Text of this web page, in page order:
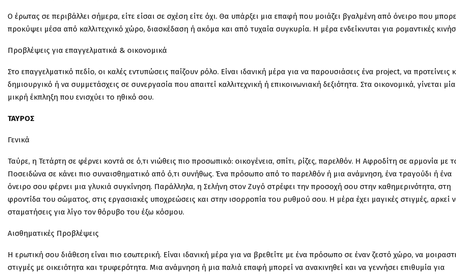
Ο έρωτας σε περιβάλλει σήμερα, είτε είσαι σε σχέση είτε όχι. Θα υπάρξει μια επαφή που μοιάζει βγαλμένη από όνειρο που
προκύψει μέσα από καλλιτεχνικό χώρο, διασκέδαση ή ακόμα και από τυχαία συγκυρία. Η μέρα ενδείκνυται για ρομαντικές
Προβλέψεις για επαγγελματικά & οικονομικά
Στο επαγγελματικό πεδίο, οι καλές εντυπώσεις παίζουν ρόλο. Είναι ιδανική μέρα για να παρουσιάσεις ένα project, να προτείνεις
δημιουργικό ή να συμμετάσχεις σε συνεργασία που απαιτεί καλλιτεχνική ή επικοινωνιακή δεξιότητα. Στα οικονομικά, γίνεται μία
μικρή έκπληξη που ενισχύει το ηθικό σου.
ΤΑΥΡΟΣ
Γενικά
Ταύρε, η Τετάρτη σε φέρνει κοντά σε ό,τι νιώθεις πιο προσωπικό: οικογένεια, σπίτι, ρίζες, παρελθόν. Η Αφροδίτη σε αρμονία με
Ποσειδώνα σε κάνει πιο συναισθηματικό από ό,τι συνήθως. Ένα πρόσωπο από το παρελθόν ή μια ανάμνηση, ένα τραγούδι ή ένα
όνειρο σου φέρνει μια γλυκιά συγκίνηση. Παράλληλα, η Σελήνη στον Ζυγό στρέφει την προσοχή σου στην καθημερινότητα, στη
φροντίδα του σώματος, στις εργασιακές υποχρεώσεις και στην ισορροπία του ρυθμού σου. Η μέρα έχει μαγικές στιγμές, αρκεί
σταματήσεις για λίγο τον θόρυβο του έξω κόσμου.
Αισθηματικές Προβλέψεις
Η ερωτική σου διάθεση είναι πιο εσωτερική. Είναι ιδανική μέρα για να βρεθείτε με ένα πρόσωπο σε έναν ζεστό χώρο, να
στιγμές με οικειότητα και τρυφερότητα. Μια ανάμνηση ή μια παλιά επαφή μπορεί να ανακινηθεί και να γεννήσει επιθυμία για